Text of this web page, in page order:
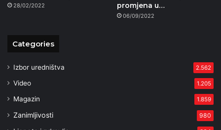
28/02/2022
promjena u…
06/09/2022
Categories
Izbor uredništva 2.562
Video 1.205
Magazin 1.859
Zanimljivosti 980